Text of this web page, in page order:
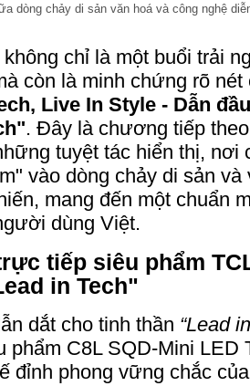
dòng chảy di sản văn hoá và công nghệ
chỉ là một buổi trải
còn là minh chứng rõ
Live In Style - Dẫn
. Đây là chương tiếp
tuyệt tác hiển thị, nơi
vào dòng chảy di sản và
mang đến một chuẩn
dùng Việt.
tiếp siêu phẩm
in Tech"
dắt cho tinh thần “Lead
phẩm C8L SQD-Mini LED
đỉnh phong vững chắc